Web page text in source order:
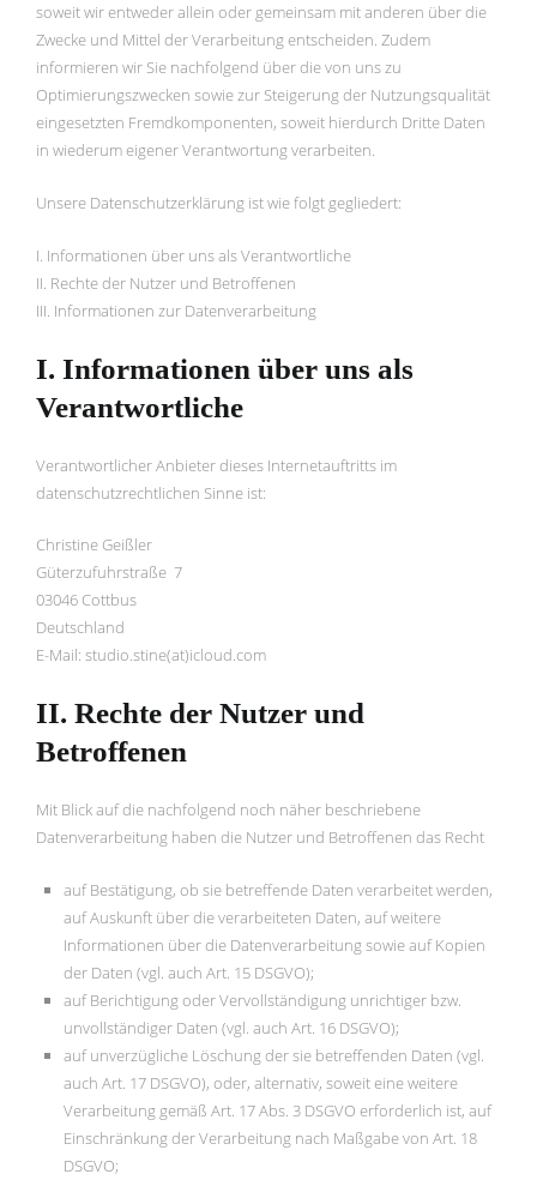
soweit wir entweder allein oder gemeinsam mit anderen über die
Zwecke und Mittel der Verarbeitung entscheiden. Zudem
informieren wir Sie nachfolgend über die von uns zu
Optimierungszwecken sowie zur Steigerung der Nutzungsqualität
eingesetzten Fremdkomponenten, soweit hierdurch Dritte Daten
in wiederum eigener Verantwortung verarbeiten.
Unsere Datenschutzerklärung ist wie folgt gegliedert:
I. Informationen über uns als Verantwortliche
II. Rechte der Nutzer und Betroffenen
III. Informationen zur Datenverarbeitung
I. Informationen über uns als
Verantwortliche
Verantwortlicher Anbieter dieses Internetauftritts im
datenschutzrechtlichen Sinne ist:
Christine Geißler
Güterzufuhrstraße 7
03046 Cottbus
Deutschland
E-Mail: studio.stine(at)icloud.com
II. Rechte der Nutzer und
Betroffenen
Mit Blick auf die nachfolgend noch näher beschriebene
Datenverarbeitung haben die Nutzer und Betroffenen das Recht
auf Bestätigung, ob sie betreffende Daten verarbeitet werden,
auf Auskunft über die verarbeiteten Daten, auf weitere
Informationen über die Datenverarbeitung sowie auf Kopien
der Daten (vgl. auch Art. 15 DSGVO);
auf Berichtigung oder Vervollständigung unrichtiger bzw.
unvollständiger Daten (vgl. auch Art. 16 DSGVO);
auf unverzügliche Löschung der sie betreffenden Daten (vgl.
auch Art. 17 DSGVO), oder, alternativ, soweit eine weitere
Verarbeitung gemäß Art. 17 Abs. 3 DSGVO erforderlich ist, auf
Einschränkung der Verarbeitung nach Maßgabe von Art. 18
DSGVO;